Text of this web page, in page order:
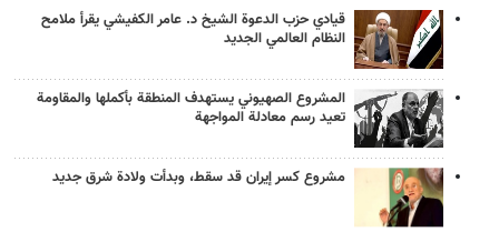
قيادي حزب الدعوة الشيخ د. عامر الكفيشي يقرأ ملامح
النظام العالمي الجديد
المشروع الصهيوني يستهدف المنطقة بأكملها والمقاومة
تعيد رسم معادلة المواجهة
مشروع كسر إيران قد سقط، وبدأت ولادة شرق جديد